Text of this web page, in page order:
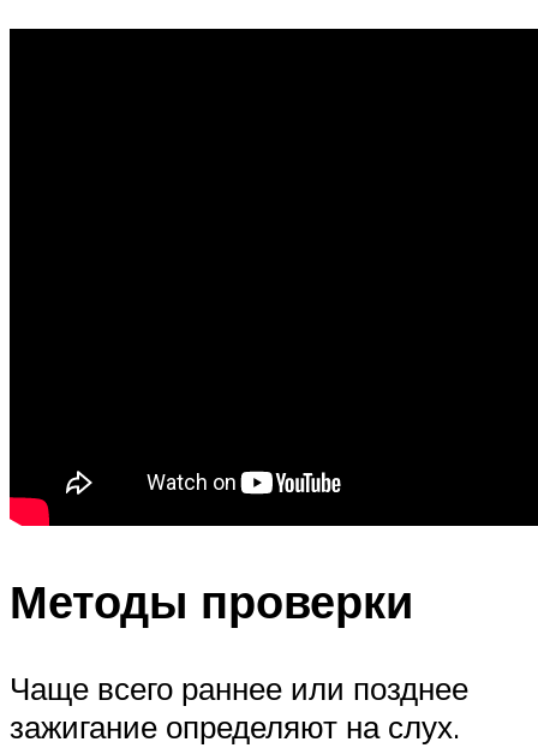
Методы проверки
Чаще всего раннее или позднее
зажигание определяют на слух.